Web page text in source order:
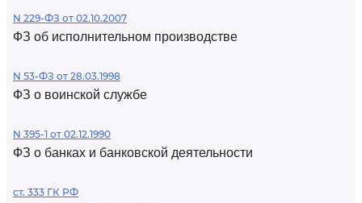
N 229-ФЗ от 02.10.2007
ФЗ об исполнительном производстве
N 53-ФЗ от 28.03.1998
ФЗ о воинской службе
N 395-1 от 02.12.1990
ФЗ о банках и банковской деятельности
ст. 333 ГК РФ